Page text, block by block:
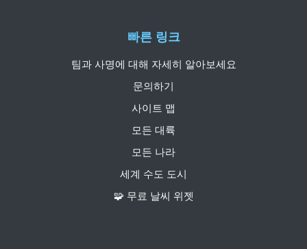
빠른 링크
팀과 사명에 대해 자세히 알아보세요
문의하기
사이트 맵
모든 대륙
모든 나라
세계 수도 도시
🧩 무료 날씨 위젯